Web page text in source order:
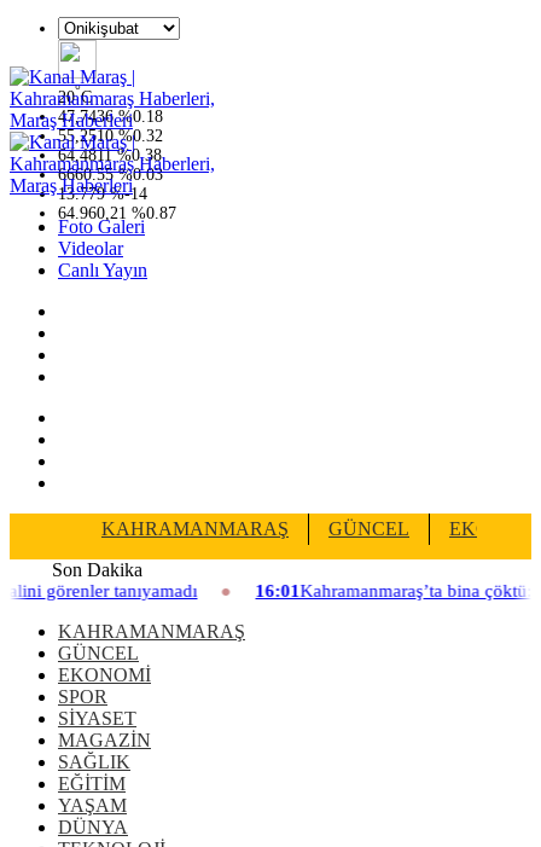
20°C
47,7436 %0.18
55,2510 %0.32
64,4811 %0.38
6660.55 %0.03
13.779 %-14
64.960,21 %0.87
Foto Galeri
Videolar
Canlı Yayın
KAHRAMANMARAŞ GÜNCEL
EKONOMİ
Son Dakika
tanıyamadı 16:01 Kahramanmaraş’ta bina çöktü: Mahallede
KAHRAMANMARAŞ
GÜNCEL
EKONOMİ
SPOR
SİYASET
MAGAZİN
SAĞLIK
EĞİTİM
YAŞAM
DÜNYA